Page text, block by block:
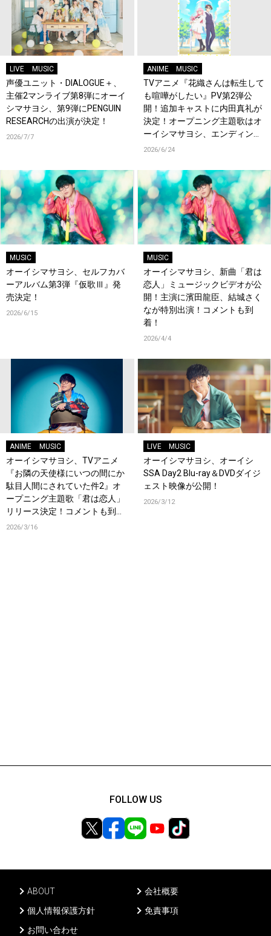
LIVE MUSIC
声優ユニット・DIALOGUE＋、
主催2マンライブ第8弾にオーイ
シマサヨシ、第9弾にPENGUIN
RESEARCHの出演が決定！
2026/7/7
ANIME MUSIC
TVアニメ『花織さんは転生して
も喧嘩がしたい』PV第2弾公
開！追加キャストに内田真礼が
決定！オープニング主題歌はオ
ーイシマサヨシ、エンディング
主題歌は内田真礼が担当！
2026/6/24
MUSIC
オーイシマサヨシ、セルフカバ
ーアルバム第3弾『仮歌Ⅲ』発
売決定！
2026/6/15
MUSIC
オーイシマサヨシ、新曲「君は
恋人」ミュージックビデオが公
開！主演に濱田龍臣、結城さく
なが特別出演！コメントも到
着！
2026/4/4
ANIME MUSIC
オーイシマサヨシ、TVアニメ
『お隣の天使様にいつの間にか
駄目人間にされていた件2』オ
ープニング主題歌「君は恋人」
リリース決定！コメントも到
着！
2026/3/16
LIVE MUSIC
オーイシマサヨシ、オーイシ
SSA Day2 Blu-ray＆DVDダイジ
ェスト映像が公開！
2026/3/12
ABOUT
会社概要
個人情報保護方針
免責事項
お問い合わせ
FOLLOW US